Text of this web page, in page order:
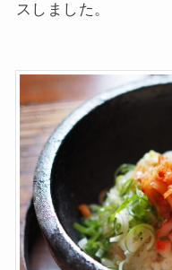
スしました。